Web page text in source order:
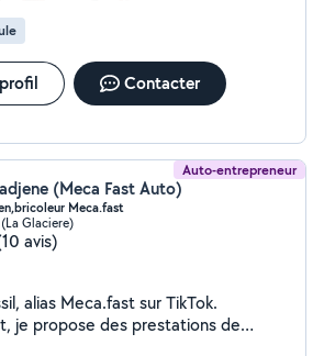
Contacter
Auto-entrepreneur
(Meca Fast Auto)
Meca.fast
Glaciere)
avis)
alias Meca.fast sur TikTok.
je propose des prestations de